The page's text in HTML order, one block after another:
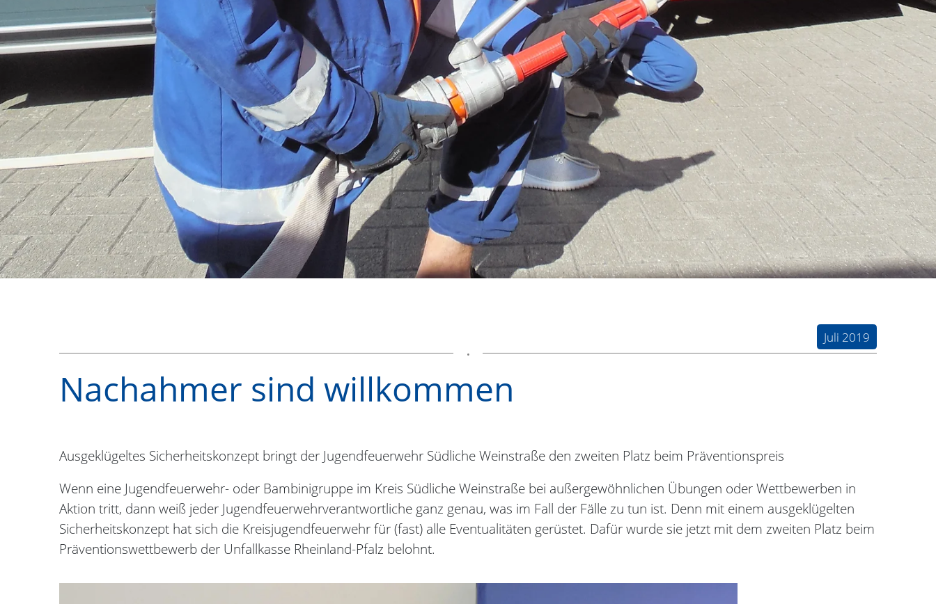
Juli 2019
Nachahmer sind willkommen
Ausgeklügeltes Sicherheitskonzept bringt der Jugendfeuerwehr Südliche Weinstraße den zweiten Platz beim Präventionspreis
Wenn eine Jugendfeuerwehr- oder Bambinigruppe im Kreis Südliche Weinstraße bei außergewöhnlichen Übungen oder Wettbewerben in
Aktion tritt, dann weiß jeder Jugendfeuerwehrverantwortliche ganz genau, was im Fall der Fälle zu tun ist. Denn mit einem ausgeklügelten
Sicherheitskonzept hat sich die Kreisjugendfeuerwehr für (fast) alle Eventualitäten gerüstet. Dafür wurde sie jetzt mit dem zweiten Platz beim
Präventionswettbewerb der Unfallkasse Rheinland-Pfalz belohnt.